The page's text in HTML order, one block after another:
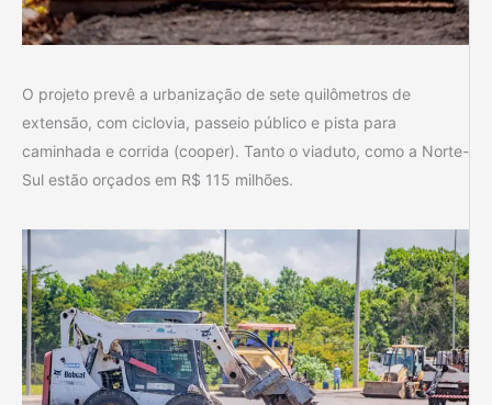
O projeto prevê a urbanização de sete quilômetros de
extensão, com ciclovia, passeio público e pista para
caminhada e corrida (cooper). Tanto o viaduto, como a Norte-
Sul estão orçados em R$ 115 milhões.